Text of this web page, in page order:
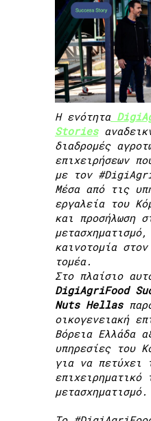
Η ενότητα
Stories
διαδρομές
επιχειρήσεων
με τον
Μέσα από τις
εργαλεία του
και προσήλωση
καινοτομία
τομέα.
Στο πλαίσιο
DigiAgriFood
Nuts Hellas
οικογενειακή
Βόρεια Ελλάδα
υπηρεσίες του
για να πετύχει
επιχειρηματικό
μετασχηματισμό.